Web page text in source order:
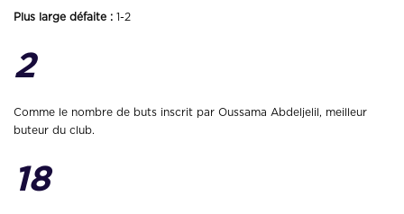
Plus large défaite : 1-2
2
Comme le nombre de buts inscrit par Oussama Abdeljelil, meilleur
buteur du club.
18